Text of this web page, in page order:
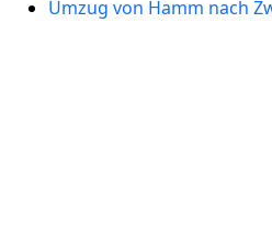
Umzug von Hamm nach